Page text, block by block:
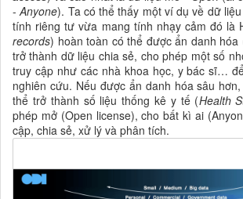
-Anyone). Ta có thể thấy một ví dụ về dữ
tính riêng tư vừa mang tính nhạy cảm đó là
records) hoàn toàn có thể được ẩn danh hóa
trở thành dữ liệu chia sẻ, cho phép một số
truy cập như các nhà khoa học, y bác sĩ…
nghiên cứu. Nếu được ẩn danh hóa sâu
thể trở thành số liệu thống kê y tế (Health
phép mở (Open license), cho bất kì ai
cập, chia sẻ, xử lý và phân tích.